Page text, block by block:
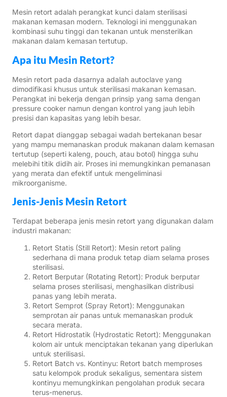
Mesin retort adalah perangkat kunci dalam sterilisasi
makanan kemasan modern. Teknologi ini menggunakan
kombinasi suhu tinggi dan tekanan untuk mensterilkan
makanan dalam kemasan tertutup.
Apa itu Mesin Retort?
Mesin retort pada dasarnya adalah autoclave yang
dimodifikasi khusus untuk sterilisasi makanan kemasan.
Perangkat ini bekerja dengan prinsip yang sama dengan
pressure cooker namun dengan kontrol yang jauh lebih
presisi dan kapasitas yang lebih besar.
Retort dapat dianggap sebagai wadah bertekanan besar
yang mampu memanaskan produk makanan dalam kemasan
tertutup (seperti kaleng, pouch, atau botol) hingga suhu
melebihi titik didih air. Proses ini memungkinkan pemanasan
yang merata dan efektif untuk mengeliminasi
mikroorganisme.
Jenis-Jenis Mesin Retort
Terdapat beberapa jenis mesin retort yang digunakan dalam
industri makanan:
Retort Statis (Still Retort): Mesin retort paling
sederhana di mana produk tetap diam selama proses
sterilisasi.
Retort Berputar (Rotating Retort): Produk berputar
selama proses sterilisasi, menghasilkan distribusi
panas yang lebih merata.
Retort Semprot (Spray Retort): Menggunakan
semprotan air panas untuk memanaskan produk
secara merata.
Retort Hidrostatik (Hydrostatic Retort): Menggunakan
kolom air untuk menciptakan tekanan yang diperlukan
untuk sterilisasi.
Retort Batch vs. Kontinyu: Retort batch memproses
satu kelompok produk sekaligus, sementara sistem
kontinyu memungkinkan pengolahan produk secara
terus-menerus.